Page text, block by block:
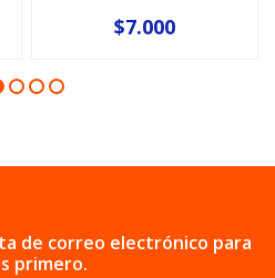
$7.000
de correo electrónico para
primero.